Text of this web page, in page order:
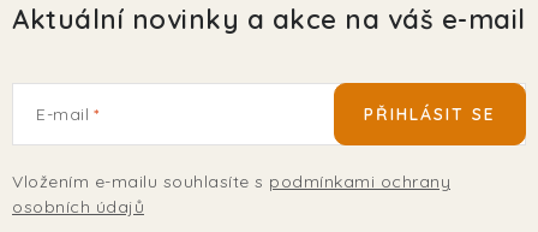
Aktuální novinky a akce na váš e-mail
E-mail
Vložením e-mailu souhlasíte s podmínkami ochrany
osobních údajů
PŘIHLÁSIT SE